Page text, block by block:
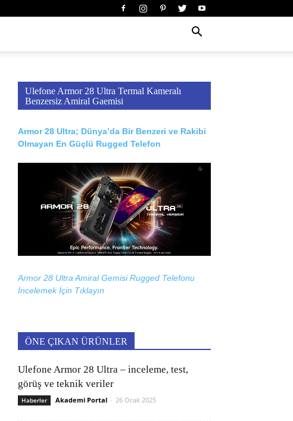
Ulefone Armor 28 Ultra Termal Kameralı
Benzersiz Amiral Gaemisi
Armor 28 Ultra; Dünya’da Bir Benzeri ve Rakibi
Olmayan En Güçlü Rugged Telefon
Armor 28 Ultra Amiral Gemisi Rugged Telefonu
İncelemek İçin Tıklayın
ÖNE ÇIKAN ÜRÜNLER
Ulefone Armor 28 Ultra – inceleme, test,
görüş ve teknik veriler
Haberler Akademi Portal - 26 Ocak 2025